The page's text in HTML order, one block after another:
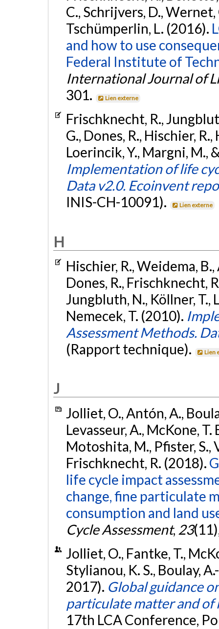
C., Schrijvers, D., Wernet,
Tschümperlin, L. (2016).
and how to use
Federal Institute of
International Journal of
301.
Lien externe
Frischknecht, R.,
G., Dones, R., Hischier,
Loerincik, Y., Margni, M.,
Implementation of life
Data v2.0. Ecoinvent
INIS-CH-10091).
Lien externe
H
Hischier, R., Weidema, B.,
Dones, R., Frischknecht,
Jungbluth, N., Köllner, T.,
Nemecek, T. (2010).
Assessment Methods.
(Rapport technique).
Lien
J
Jolliet, O., Antón, A.,
Levasseur, A., McKone, T.
Motoshita, M., Pfister, S.,
Frischknecht, R. (2018).
life cycle impact
change, fine particulate
consumption and land
Cycle Assessment, 23
Jolliet, O., Fantke, T.,
Stylianou, K. S., Boulay,
2017). Global guidance
particulate matter and of
17th LCA Conference,